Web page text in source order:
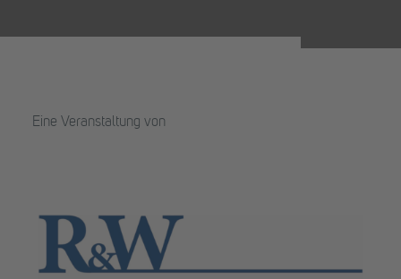
Eine Veranstaltung von